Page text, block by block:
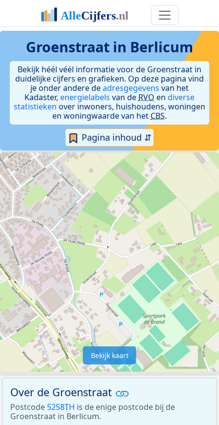
Groenstraat in Berlicum
Bekijk héél véél informatie voor de Groenstraat in
duidelijke cijfers en grafieken. Op deze pagina vind
je onder andere deadresgegevens van het
Kadaster, energielabels van de RVO en diverse
statistieken over inwoners, huishoudens, woningen
en woningwaarde van het CBS.
Pagina inhoud ⇵
Bekijk kaart
Over de Groenstraat
Postcode 5258TH is de enige postcode bij de
Groenstraat in Berlicum.